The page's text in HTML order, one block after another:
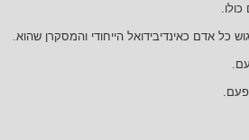
כל אדם כאינדיבידואל הייחודי והמסקרן שהוא.